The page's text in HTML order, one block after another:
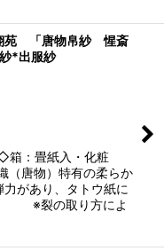
苑 「唐物帛紗 惺斎
*出服紗
畳紙入・化粧
物）特有の柔らか
があり、タトウ紙に
※裂の取り方によ